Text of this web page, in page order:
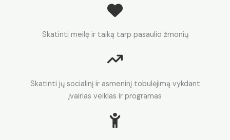
Skatinti meilę ir taiką tarp pasaulio žmonių
Skatinti jų socialinį ir asmeninį tobulėjimą vykdant
įvairias veiklas ir programas